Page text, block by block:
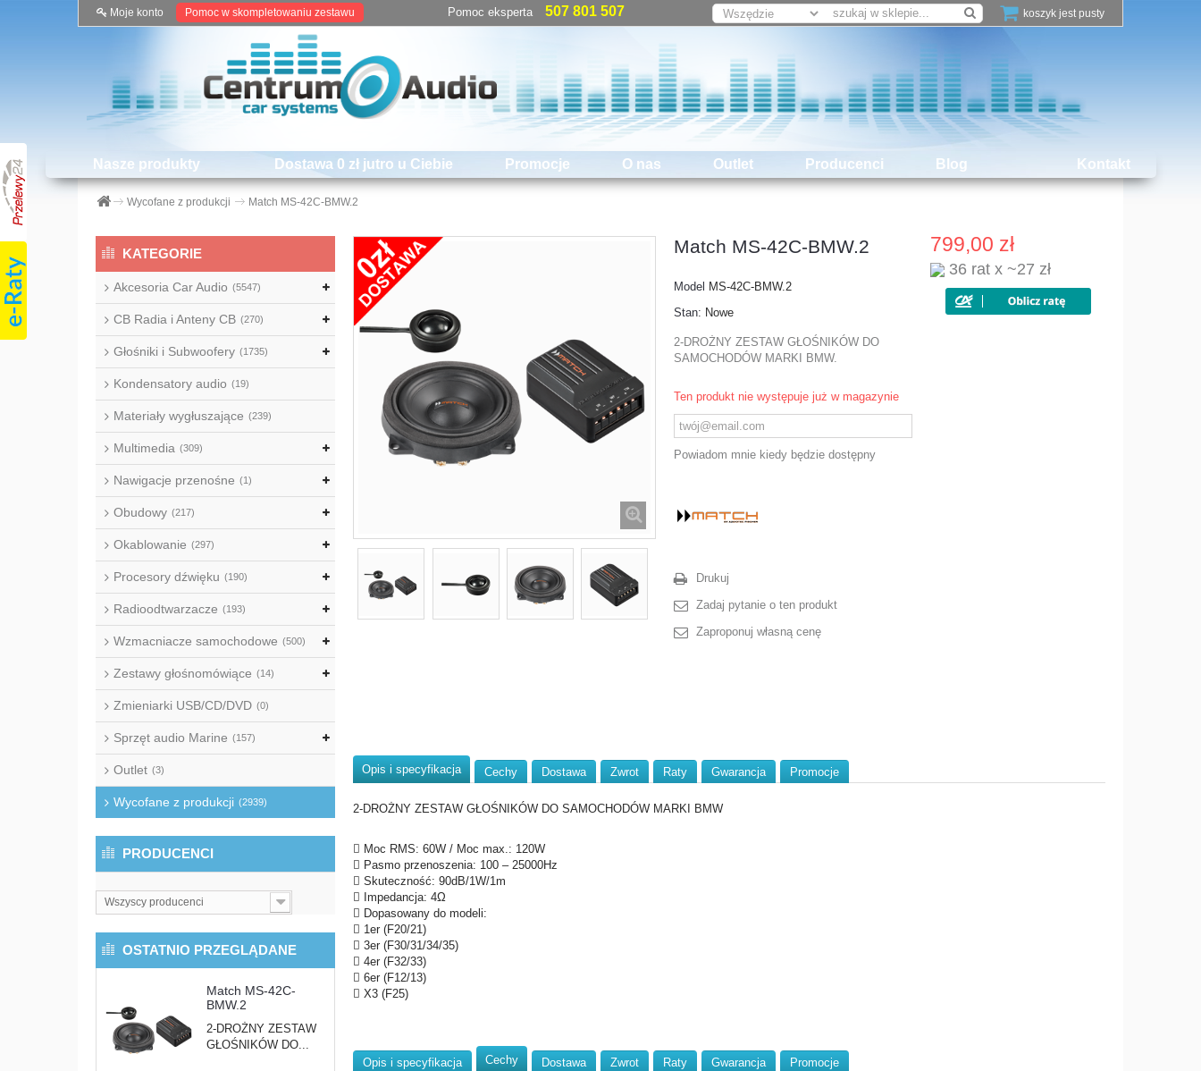
koszyk jest pusty
Moje konto Pomoc w skompletowaniu zestawu Pomoc eksperta 507 801 507
Nasze produkty Dostawa 0 zł jutro u Ciebie Promocje O nas Outlet Producenci Blog Kontakt
Wycofane z produkcji Match MS-42C-BMW.2
KATEGORIE
Akcesoria Car Audio (5547)
CB Radia i Anteny CB (270)
Głośniki i Subwoofery (1735)
Kondensatory audio (19)
Materiały wygłuszające (239)
Multimedia (309)
Nawigacje przenośne (1)
Obudowy (217)
Okablowanie (297)
Procesory dźwięku (190)
Radioodtwarzacze (193)
Wzmacniacze samochodowe (500)
Zestawy głośnomówiące (14)
Zmieniarki USB/CD/DVD (0)
Sprzęt audio Marine (157)
Outlet (3)
Wycofane z produkcji (2939)
PRODUCENCI
Wszyscy producenci
OSTATNIO PRZEGLĄDANE
Match MS-42C-
BMW.2
2-DROŻNY ZESTAW
GŁOŚNIKÓW DO...
Match MS-42C-BMW.2
Model MS-42C-BMW.2
Stan: Nowe
2-DROŻNY ZESTAW GŁOŚNIKÓW DO
SAMOCHODÓW MARKI BMW.
Ten produkt nie występuje już w magazynie
Powiadom mnie kiedy będzie dostępny
Drukuj
Zadaj pytanie o ten produkt
Zaproponuj własną cenę
799,00 zł
36 rat x ~27 zł
Opis i specyfikacja Cechy Dostawa Zwrot Raty Gwarancja Promocje
2-DROŻNY ZESTAW GŁOŚNIKÓW DO SAMOCHODÓW MARKI BMW
 Moc RMS: 60W / Moc max.: 120W
 Pasmo przenoszenia: 100 – 25000Hz
 Skuteczność: 90dB/1W/1m
 Impedancja: 4Ω
 Dopasowany do modeli:
 1er (F20/21)
 3er (F30/31/34/35)
 4er (F32/33)
 6er (F12/13)
 X3 (F25)
Opis i specyfikacja Cechy Dostawa Zwrot Raty Gwarancja Promocje